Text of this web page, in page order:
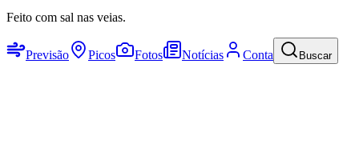
Feito com sal nas veias.
Previsão Picos Fotos Notícias Conta Buscar